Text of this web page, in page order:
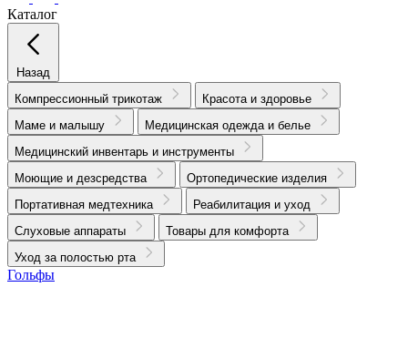
Каталог
Назад
Компрессионный трикотаж
Красота и здоровье
Маме и малышу
Медицинская одежда и белье
Медицинский инвентарь и инструменты
Моющие и дезсредства
Ортопедические изделия
Портативная медтехника
Реабилитация и уход
Слуховые аппараты
Товары для комфорта
Уход за полостью рта
Гольфы